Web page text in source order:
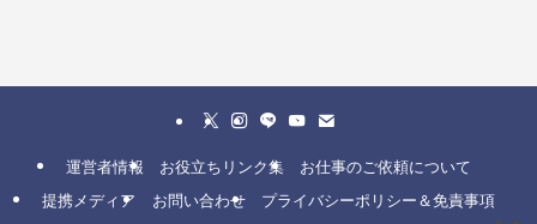
運営者情報 お役立ちリンク集
お仕事のご依頼について
提携メディア
お問い合わせ プライバシーポリシー＆免責事項